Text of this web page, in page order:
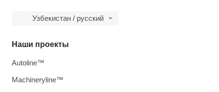
Узбекистан / русский
Наши проекты
Autoline™
Machineryline™